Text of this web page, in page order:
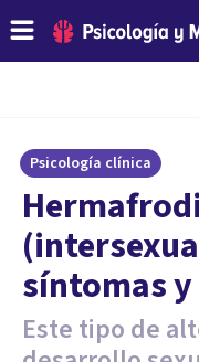
Psicología clínica
síntomas
Este tipo de